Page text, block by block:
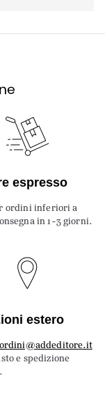
espresso
ordini inferiori a
in 1-3 giorni.
estero
ordini@addeditore.it
e spedizione